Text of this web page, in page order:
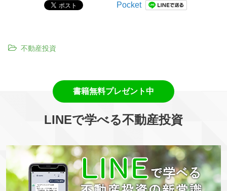
Pocket
不動産投資
LINEで学べる不動産投資